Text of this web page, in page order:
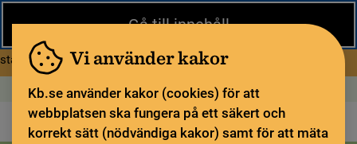
Gå till innehåll
Under sommaren har KB begränsad service och särskilda
öppettider. Vissa veckor är en del funktioner och samlingar
stängda.Läs mer om Begränsad service i sommar
Vi använder kakor
Kb.se använder kakor (cookies) för att
webbplatsen ska fungera på ett säkert och
korrekt sätt (nödvändiga kakor) samt för att mäta
Öppet idag: 9–17In English
Biblioteket För bibliotekssektorn Pliktleverans och ISBN